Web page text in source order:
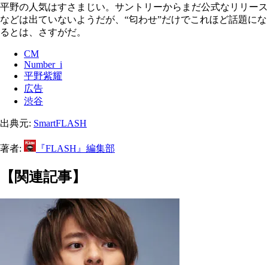
平野の人気はすさまじい。サントリーからまだ公式なリリース
などは出ていないようだが、“匂わせ”だけでこれほど話題にな
るとは、さすがだ。
CM
Number_i
平野紫耀
広告
渋谷
出典元: SmartFLASH
著者: 『FLASH』編集部
【関連記事】